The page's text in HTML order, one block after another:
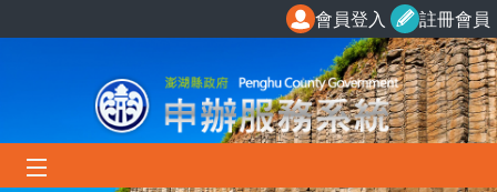
會員登入 註冊會員